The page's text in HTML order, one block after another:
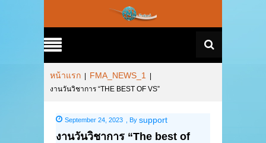
หน้าแรก FMA_NEWS_1
งานวันวิชาการ “THE BEST OF VS”
September 24, 2023 By support
งานวันวิชาการ “The best of